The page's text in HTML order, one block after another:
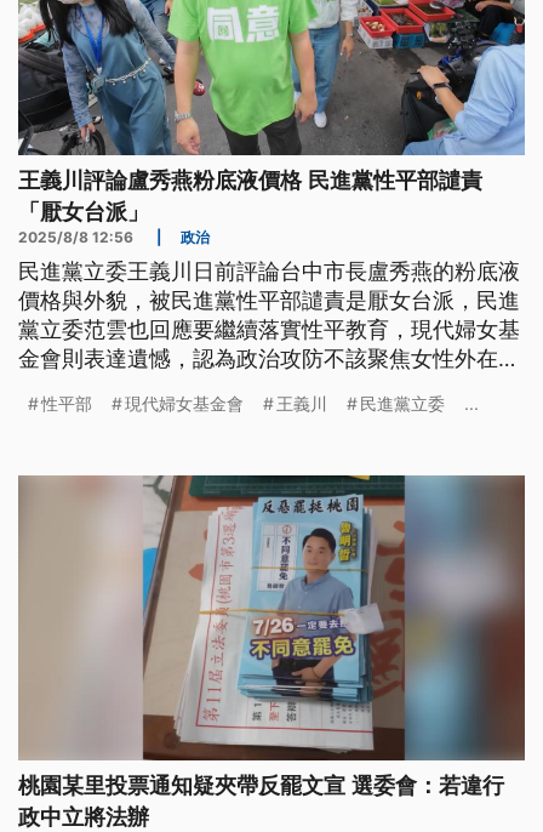
王義川評論盧秀燕粉底液價格 民進黨性平部譴責
「厭女台派」
2025/8/8 12:56 政治
民進黨立委王義川日前評論台中市長盧秀燕的粉底液
價格與外貌，被民進黨性平部譴責是厭女台派，民進
黨立委范雲也回應要繼續落實性平教育，現代婦女基
金會則表達遺憾，認為政治攻防不該聚焦女性外在等
性平部 現代婦女基金會 王義川 民進黨立委 ...
桃園某里投票通知疑夾帶反罷文宣 選委會：若違行
政中立將法辦